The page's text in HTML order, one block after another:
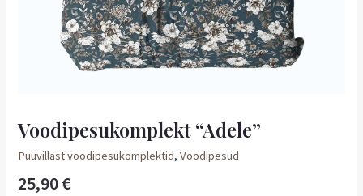
Voodipesukomplekt “Adele”
Puuvillast voodipesukomplektid,Voodipesud
25,90€